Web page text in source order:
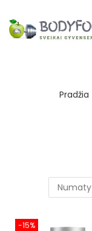
Pradžia
-15%